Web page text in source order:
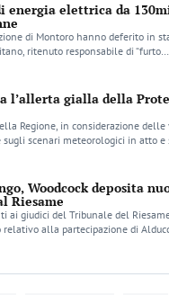
energia elettrica da
di Montoro hanno deferito in
ritenuto responsabile di “furto…
l’allerta gialla della
Regione, in considerazione
sugli scenari meteorologici in atto
Woodcock deposita
Riesame
ai giudici del Tribunale del
relativo alla partecipazione di